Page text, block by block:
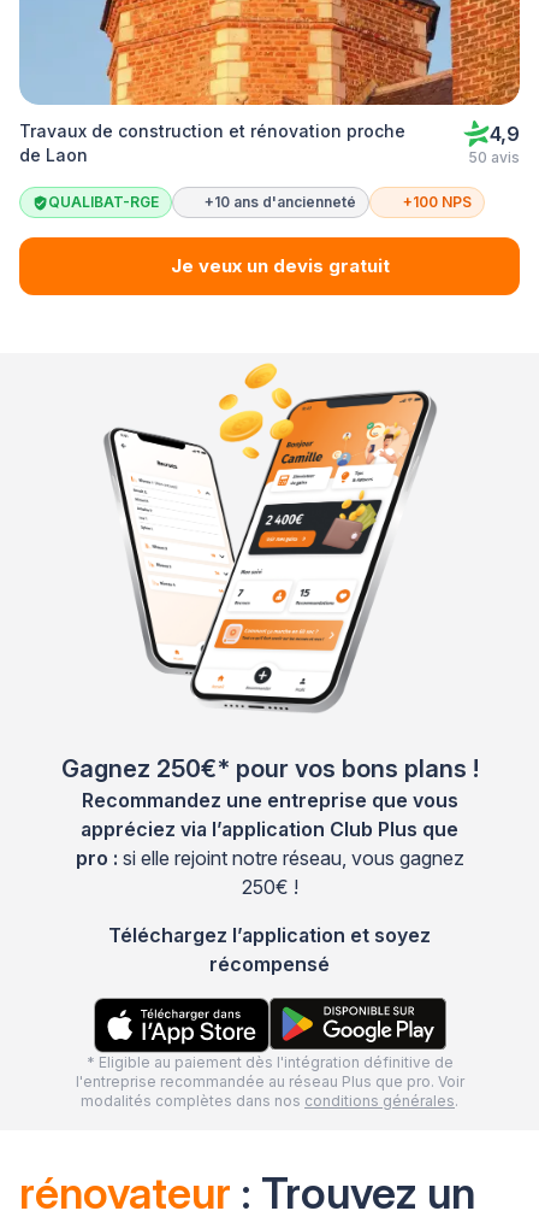
Travaux de construction et rénovation proche
de Laon
4,9
50 avis
QUALIBAT-RGE +10 ans d'ancienneté +100 NPS
Je veux un devis gratuit
Gagnez 250€* pour vos bons plans !
Recommandez une entreprise que vous
appréciez via l’application Club Plus que
pro : si elle rejoint notre réseau, vous gagnez
250€ !
Téléchargez l’application et soyez
récompensé
* Eligible au paiement dès l'intégration définitive de
l'entreprise recommandée au réseau Plus que pro. Voir
modalités complètes dans nos conditions générales.
rénovateur : Trouvez un